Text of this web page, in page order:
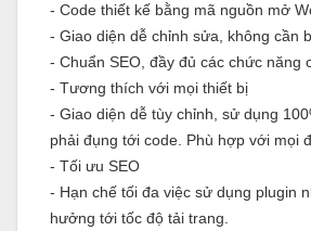
- Code thiết kế bằng mã nguồn mở
- Giao diện dễ chỉnh sửa, không cần
- Chuẩn SEO, đầy đủ các chức năng
- Tương thích với mọi thiết bị
- Giao diện dễ tùy chỉnh, sử dụng
phải đụng tới code. Phù hợp với mọi
- Tối ưu SEO
- Hạn chế tối đa việc sử dụng plugin
hưởng tới tốc độ tải trang.